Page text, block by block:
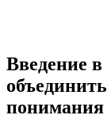
Введение
понимания